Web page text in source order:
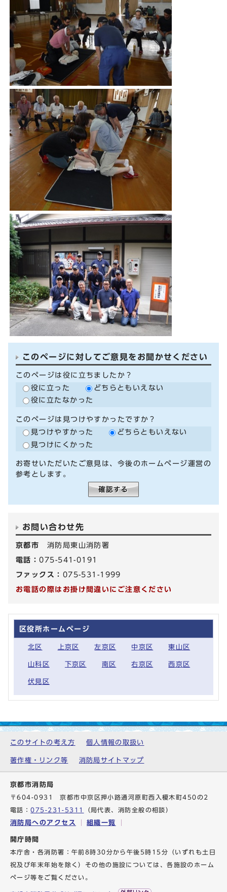
このページに対してご意見をお聞かせください
このページは役に立ちましたか？
役に立った
どちらともいえない
役に立たなかった
このページは見つけやすかったですか？
見つけやすかった
どちらともいえない
見つけにくかった
お寄せいただいたご意見は、今後のホームページ運営の
参考とします。
お問い合わせ先
京都市 消防局東山消防署
電話：075-541-0191
ファックス： 075-531-1999
お電話の際はお掛け間違いにご注意ください
区役所ホームページ
北区 上京区 左京区 中京区 東山区
山科区 下京区 南区 右京区 西京区
伏見区
このサイトの考え方 個人情報の取扱い
著作権・リンク等 消防局サイトマップ
京都市消防局
〒604-0931 京都市中京区押小路通河原町西入榎木町450の2
電話：075-231-5311 （局代表、消防全般の相談）
消防局へのアクセス 組織一覧
開庁時間
本庁舎・各消防署：午前8時30分から午後5時15分（いずれも土日
祝及び年末年始を除く）その他の施設については、各施設のホーム
ページ等をご覧ください。